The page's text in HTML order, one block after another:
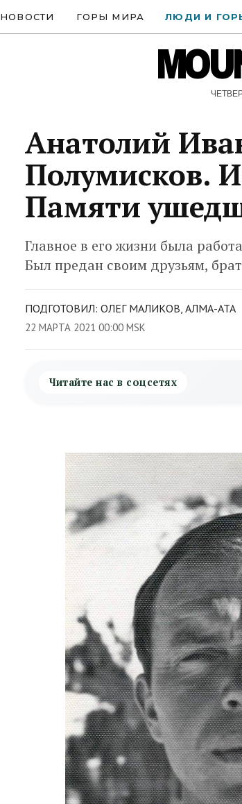
НОВОСТИ ГОРЫ МИРА ЛЮДИ И
Анатолий
Полумисков.
Памяти
Главное в его жизни была
Был предан своим друзьям,
ПОДГОТОВИЛ: ОЛЕГ МАЛИКОВ, АЛМА-АТА
22 МАРТА 2021 00:00 MSK
Читайте нас в соцсетях